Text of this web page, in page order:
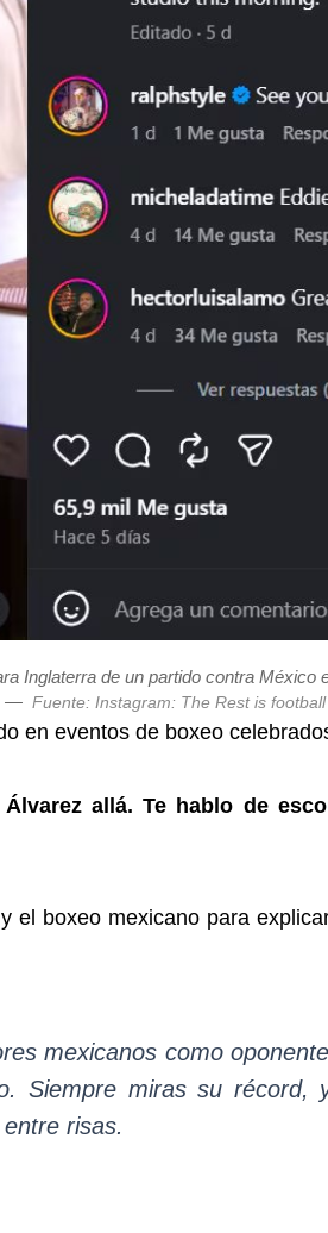
Inglaterra de un partido contra
— Fuente: Instagram: The Rest is football
en eventos de boxeo
allá. Te hablo de
el boxeo mexicano para
mexicanos como
Siempre miras su récord,
risas.